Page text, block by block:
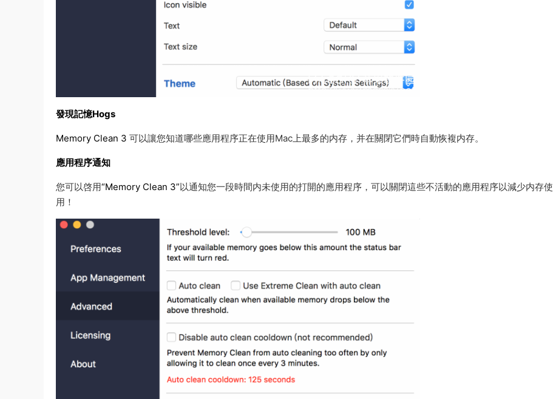
發現記憶Hogs
Memory Clean 3 可以讓您知道哪些應用程序正在使用Mac上最多的内存，并在關閉它們時自動恢複内存。
應用程序通知
您可以啓用“Memory Clean 3”以通知您一段時間内未使用的打開的應用程序，可以關閉這些不活動的應用程序以減少内存使
用！